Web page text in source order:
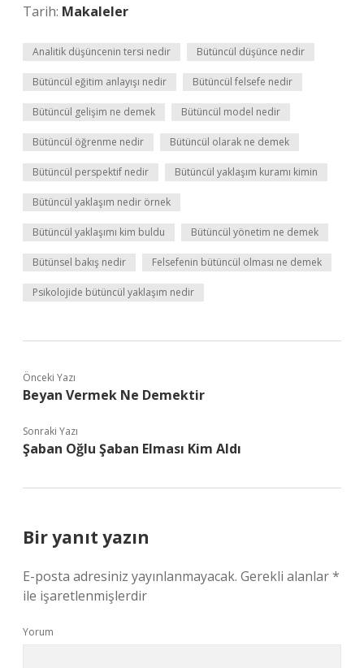
Tarih: Makaleler
Analitik düşüncenin tersi nedir Bütüncül düşünce nedir
Bütüncül eğitim anlayışı nedir Bütüncül felsefe nedir
Bütüncül gelişim ne demek Bütüncül model nedir
Bütüncül öğrenme nedir Bütüncül olarak ne demek
Bütüncül perspektif nedir Bütüncül yaklaşım kuramı kimin
Bütüncül yaklaşım nedir örnek
Bütüncül yaklaşımı kim buldu Bütüncül yönetim ne demek
Bütünsel bakış nedir Felsefenin bütüncül olması ne demek
Psikolojide bütüncül yaklaşım nedir
Önceki Yazı
Beyan Vermek Ne Demektir
Sonraki Yazı
Şaban Oğlu Şaban Elması Kim Aldı
Bir yanıt yazın
E-posta adresiniz yayınlanmayacak. Gerekli alanlar*
ile işaretlenmişlerdir
Yorum